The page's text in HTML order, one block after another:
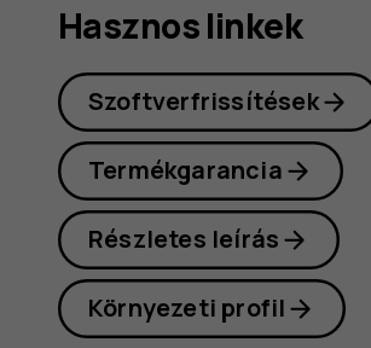
Hasznos linkek
Szoftverfrissítések
Termékgarancia
Részletes leírás
Környezeti profil